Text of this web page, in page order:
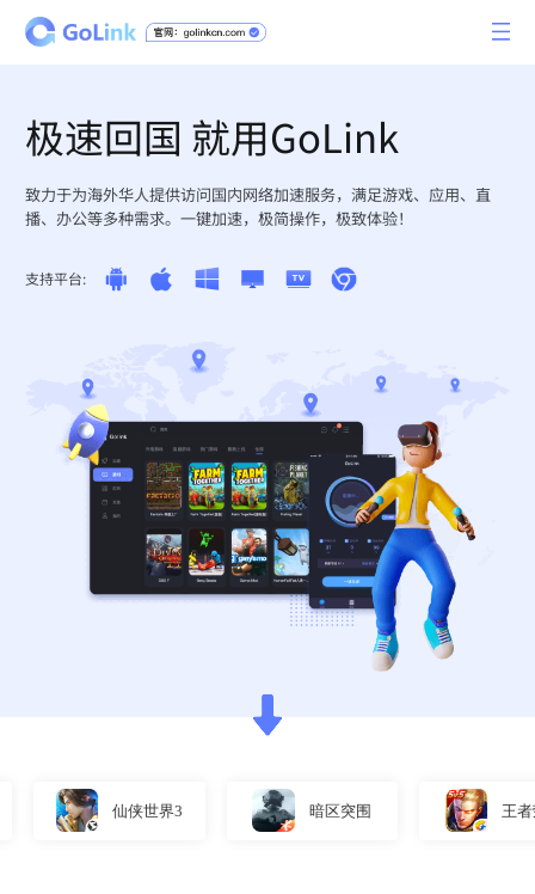
极速回国 就用GoLink
致力于为海外华人提供访问国内网络加速服务，满足游戏、应用、直
播、办公等多种需求。一键加速，极简操作，极致体验！
支持平台:
仙侠世界3 暗区突围 王者荣耀